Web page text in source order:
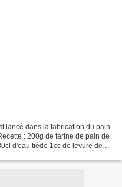
lancé dans la fabrication du pain
: 200g de farine de pain de
d'eau tiède 1cc de levure de